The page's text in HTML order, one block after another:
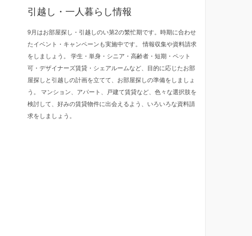
引越し・一人暮らし情報
9月はお部屋探し・引越しのい第2の繁忙期です。時期に合わせ
たイベント・キャンペーンも実施中です。 情報収集や資料請求
をしましょう。 学生・単身・シニア・高齢者・短期・ペット
可・デザイナーズ賃貸・シェアルームなど、目的に応じたお部
屋探しと引越しの計画を立てて、お部屋探しの準備をしましょ
う。 マンション、アパート、戸建て賃貸など、色々な選択肢を
検討して、好みの賃貸物件に出会えるよう、いろいろな資料請
求をしましょう。